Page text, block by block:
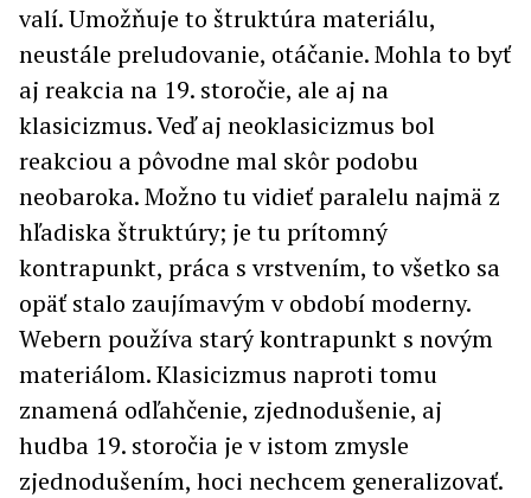
valí. Umožňuje to štruktúra materiálu,
neustále preludovanie, otáčanie. Mohla to byť
aj reakcia na 19. storočie, ale aj na
klasicizmus. Veď aj neoklasicizmus bol
reakciou a pôvodne mal skôr podobu
neobaroka. Možno tu vidieť paralelu najmä z
hľadiska štruktúry; je tu prítomný
kontrapunkt, práca s vrstvením, to všetko sa
opäť stalo zaujímavým v období moderny.
Webern používa starý kontrapunkt s novým
materiálom. Klasicizmus naproti tomu
znamená odľahčenie, zjednodušenie, aj
hudba 19. storočia je v istom zmysle
zjednodušením, hoci nechcem generalizovať.